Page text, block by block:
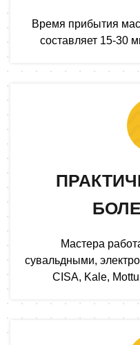
Время прибытия
составляет 15-30
Мастера
сувальдными,
CISA, Kale,